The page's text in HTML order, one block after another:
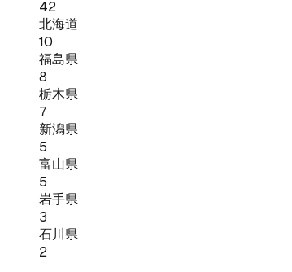
42
北海道
10
福島県
8
栃木県
7
新潟県
5
富山県
5
岩手県
3
石川県
2